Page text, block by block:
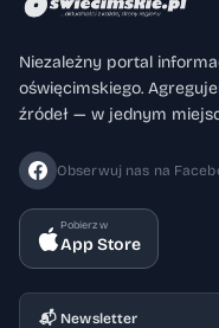
Niezależny portal
oświęcimskiego.
źródeł — w jednym
Obserwuj nas na
Pobierz w
App Store
📬 Newsletter